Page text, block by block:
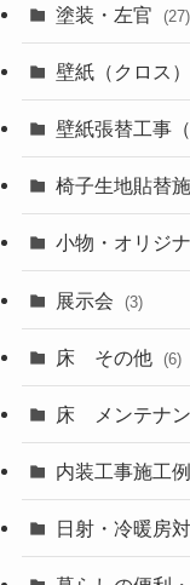
塗装・左官 (27)
壁紙（クロス）
壁紙張替工事
椅子生地貼替
小物・オリジ
展示会 (3)
床 その他 (6)
床 メンテナ
内装工事施工例
日射・冷暖房